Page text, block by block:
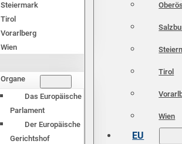
Steiermark
Tirol
Vorarlberg
Wien
Organe
Das Europäische
Parlament
Der Europäische
Gerichtshof
Tirol
Wien
EU